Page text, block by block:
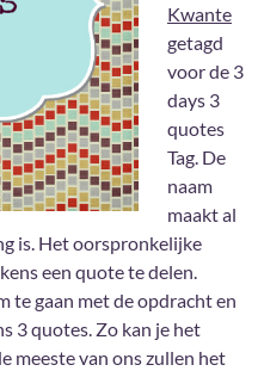
Kwante
getagd
voor de 3
days 3
quotes
Tag. De
naam
maakt al
is. Het oorspronkelijke
een quote te delen.
te gaan met de opdracht en
3 quotes. Zo kan je het
meeste van ons zullen het